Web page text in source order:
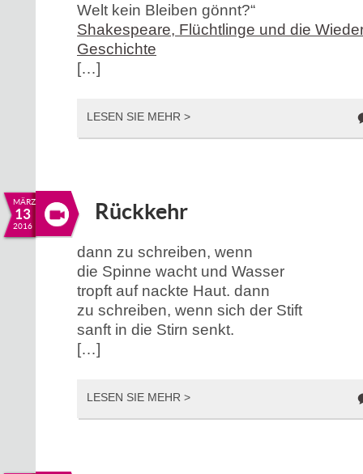
Welt kein Bleiben gönnt?“
Shakespeare, Flüchtlinge und die
Geschichte
[…]
LESEN SIE MEHR >
MÄRZ
13
2016
Rückkehr
dann zu schreiben, wenn
die Spinne wacht und Wasser
tropft auf nackte Haut. dann
zu schreiben, wenn sich der Stift
sanft in die Stirn senkt.
[…]
LESEN SIE MEHR >